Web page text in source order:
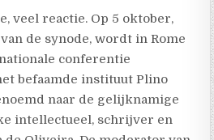
veel reactie. Op 5 oktober,
de synode, wordt in Rome
conferentie
befaamde instituut Plino
naar de gelijknamige
intellectueel, schrijver en